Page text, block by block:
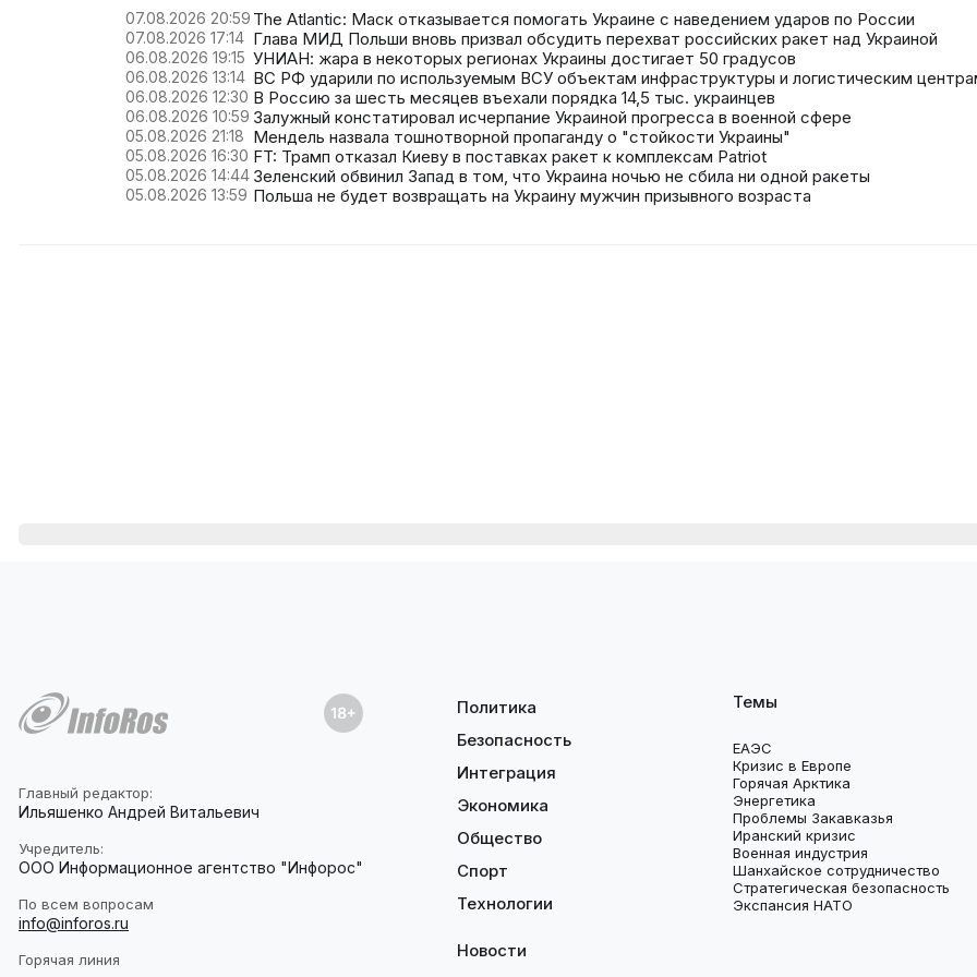
07.08.2026 20:59 The Atlantic: Маск отказывается помогать Украине с наведением ударов по России
07.08.2026 17:14 Глава МИД Польши вновь призвал обсудить перехват российских ракет над Украиной
06.08.2026 19:15 УНИАН: жара в некоторых регионах Украины достигает 50 градусов
06.08.2026 13:14 ВС РФ ударили по используемым ВСУ объектам инфраструктуры и логистическим
06.08.2026 12:30 В Россию за шесть месяцев въехали порядка 14,5 тыс. украинцев
06.08.2026 10:59 Залужный констатировал исчерпание Украиной прогресса в военной сфере
05.08.2026 21:18 Мендель назвала тошнотворной пропаганду о "стойкости Украины"
05.08.2026 16:30 FT: Трамп отказал Киеву в поставках ракет к комплексам Patriot
05.08.2026 14:44 Зеленский обвинил Запад в том, что Украина ночью не сбила ни одной ракеты
05.08.2026 13:59 Польша не будет возвращать на Украину мужчин призывного возраста
Главный редактор:
Ильяшенко Андрей Витальевич
Учредитель:
ООО Информационное агентство "Инфорос"
По всем вопросам
info@inforos.ru
Горячая линия
Политика
Безопасность
Интеграция
Экономика
Общество
Спорт
Технологии
Новости
Темы
ЕАЭС
Кризис в Европе
Горячая Арктика
Энергетика
Проблемы Закавказья
Иранский кризис
Военная индустрия
Шанхайское сотрудничество
Стратегическая безопасность
Экспансия НАТО